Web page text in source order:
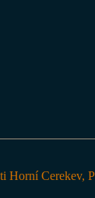
Horní Cerekev,